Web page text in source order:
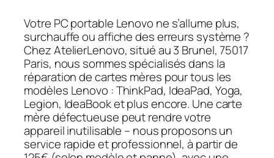
Votre PC portable Lenovo ne s’allume plus,
surchauffe ou affiche des erreurs système ?
Chez AtelierLenovo, situé au 3 Brunel, 75017
Paris, nous sommes spécialisés dans la
réparation de cartes mères pour tous les
modèles Lenovo : ThinkPad, IdeaPad, Yoga,
Legion, IdeaBook et plus encore. Une carte
mère défectueuse peut rendre votre
appareil inutilisable – nous proposons un
service rapide et professionnel, à partir de